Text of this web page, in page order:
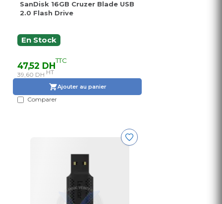
SanDisk 16GB Cruzer Blade USB
2.0 Flash Drive
En Stock
47,52 DHTTC
39,60 DH HT
Ajouter au panier
Comparer